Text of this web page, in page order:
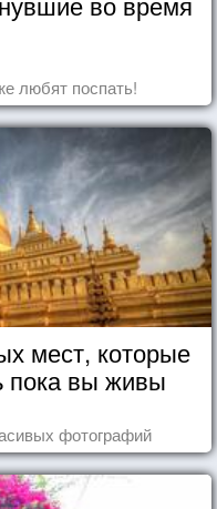
любят поспать!
мест, которые
пока вы живы
фотографий